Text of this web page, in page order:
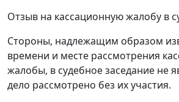
Отзыв на кассационную жалобу в
Стороны, надлежащим образом
времени и месте рассмотрения
жалобы, в судебное заседание не
дело рассмотрено без их участия.